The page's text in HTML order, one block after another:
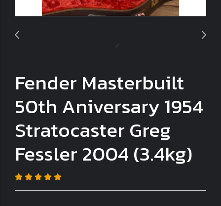
Fender Masterbuilt
50th Aniversary 1954
Stratocaster Greg
Fessler 2004 (3.4kg)